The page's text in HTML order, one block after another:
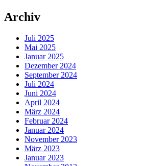
Archiv
Juli 2025
Mai 2025
Januar 2025
Dezember 2024
September 2024
Juli 2024
Juni 2024
April 2024
März 2024
Februar 2024
Januar 2024
November 2023
März 2023
Januar 2023